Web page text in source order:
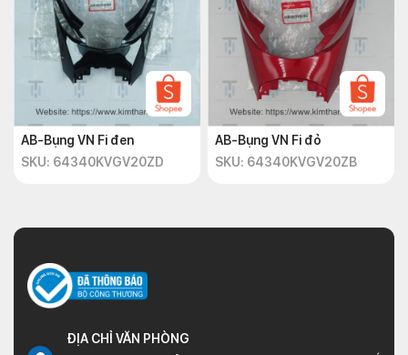
AB-Bụng VN Fi đen
SKU: 64340KVGV20ZD
AB-Bụng VN Fi đỏ
SKU: 64340KVGV20ZB
ĐỊA CHỈ VĂN PHÒNG